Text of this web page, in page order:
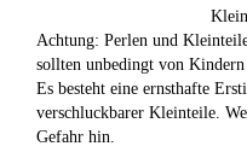
Achtung: Perlen und
sollten unbedingt von
Es besteht eine ernsthafte
verschluckbarer Kleinteile.
Gefahr hin.